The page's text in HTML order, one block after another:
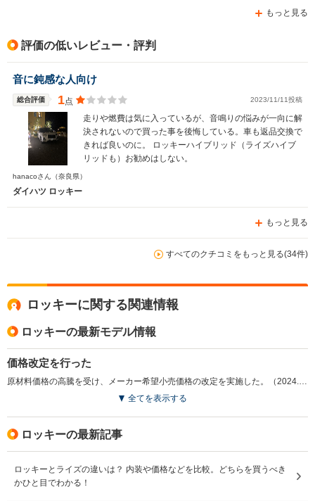
もっと見る
評価の低いレビュー・評判
音に鈍感な人向け
総合評価 1点 2023/11/11投稿
走りや燃費は気に入っているが、音鳴りの悩みが一向に解
決されないので買った事を後悔している。車も返品交換で
きれば良いのに。 ロッキーハイブリッド（ライズハイブ
リッドも）お勧めはしない。
hanacoさん （奈良県）
ダイハツ ロッキー
もっと見る
すべてのクチコミをもっと見る(34件)
ロッキーに関する関連情報
ロッキーの最新モデル情報
価格改定を行った
全てを表示する
ロッキーの最新記事
ロッキーとライズの違いは？ 内装や価格などを比較。どちらを買うべき
かひと目でわかる！